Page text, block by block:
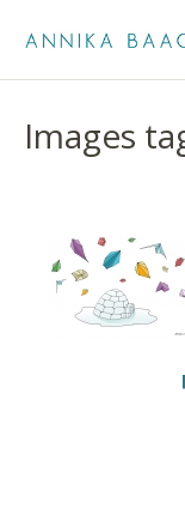
Images